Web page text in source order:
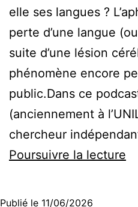
elle ses langues ?
perte d’une langue
suite d’une lésion
phénomène encore
public.Dans ce
(anciennement à
chercheur
Poursuivre la lecture
Publié le 11/06/2026